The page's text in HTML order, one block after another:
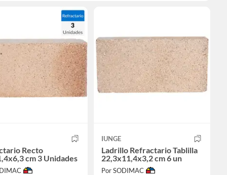
Recto
cm 3 Unidades
IUNGE
Ladrillo Refractario Tablilla
22,3x11,4x3,2 cm 6 un
Por SODIMAC